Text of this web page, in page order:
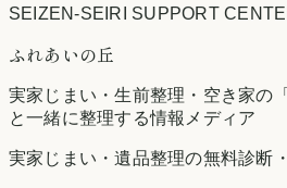
SEIZEN-SEIRI SUPPORT
ふれあいの丘
実家じまい・生前整理・空き家の
と一緒に整理する情報メディア
実家じまい・遺品整理の無料診断